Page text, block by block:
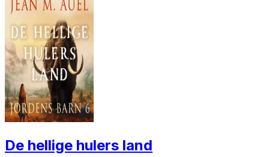
De hellige hulers land